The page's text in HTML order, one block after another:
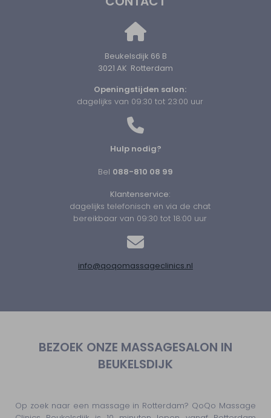
Beukelsdijk 66 B
3021 AK Rotterdam
Openingstijden salon:
dagelijks van 09:30 tot 23:00 uur
Hulp nodig?
Bel 088-810 08 99
Klantenservice:
dagelijks telefonisch en via de chat
bereikbaar van 09:30 tot 18:00 uur
info@qoqomassageclinics.nl
BEZOEK ONZE MASSAGESALON IN
BEUKELSDIJK
Op zoek naar een massage in Rotterdam? QoQo Massage